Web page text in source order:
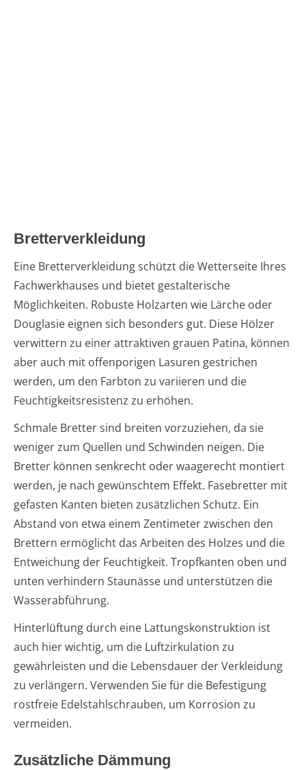
Bretterverkleidung
Eine Bretterverkleidung schützt die Wetterseite Ihres
Fachwerkhauses und bietet gestalterische
Möglichkeiten. Robuste Holzarten wie Lärche oder
Douglasie eignen sich besonders gut. Diese Hölzer
verwittern zu einer attraktiven grauen Patina, können
aber auch mit offenporigen Lasuren gestrichen
werden, um den Farbton zu variieren und die
Feuchtigkeitsresistenz zu erhöhen.
Schmale Bretter sind breiten vorzuziehen, da sie
weniger zum Quellen und Schwinden neigen. Die
Bretter können senkrecht oder waagerecht montiert
werden, je nach gewünschtem Effekt. Fasebretter mit
gefasten Kanten bieten zusätzlichen Schutz. Ein
Abstand von etwa einem Zentimeter zwischen den
Brettern ermöglicht das Arbeiten des Holzes und die
Entweichung der Feuchtigkeit. Tropfkanten oben und
unten verhindern Staunässe und unterstützen die
Wasserabführung.
Hinterlüftung durch eine Lattungskonstruktion ist
auch hier wichtig, um die Luftzirkulation zu
gewährleisten und die Lebensdauer der Verkleidung
zu verlängern. Verwenden Sie für die Befestigung
rostfreie Edelstahlschrauben, um Korrosion zu
vermeiden.
Zusätzliche Dämmung